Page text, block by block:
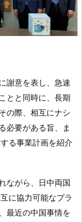
謝意を表し、急速
とと同時に、長期
の際、相互にナシ
必要がある旨、ま
る事業計画を紹介
ながら、日中両国
に協力可能なプラ
最近の中国事情を